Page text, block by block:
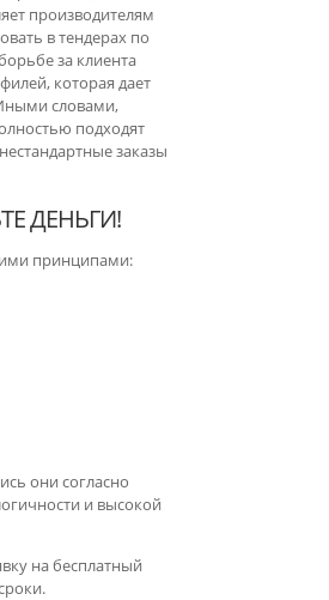
производителям
в тендерах по
за клиента
которая дает
словами,
подходят
заказы
ДЕНЬГИ!
принципами:
они согласно
и высокой
на бесплатный